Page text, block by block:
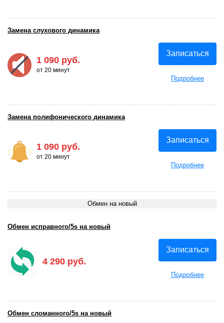
1 090 руб.
от 20 минут
Записаться
Подробнее
Замена слухового динамика
1 090 руб.
от 20 минут
Записаться
Подробнее
Замена полифонического динамика
Обмен на новый
4 290 руб.
Записаться
Подробнее
Обмен исправного/5s на новый
Обмен сломанного/5s на новый